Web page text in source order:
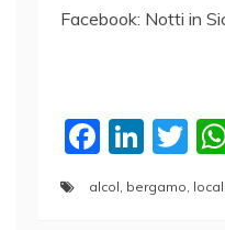
Facebook: Notti in
F
a
c
Li
k
T
w
itt
alcol bergamo